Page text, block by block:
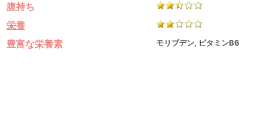
腹持ち
栄養
豊富な栄養素
モリブデン, ビタミンB6